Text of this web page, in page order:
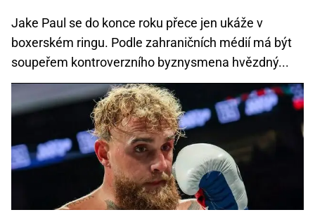
Jake Paul se do konce roku přece jen ukáže v
boxerském ringu. Podle zahraničních médií má být
soupeřem kontroverzního byznysmena hvězdný...